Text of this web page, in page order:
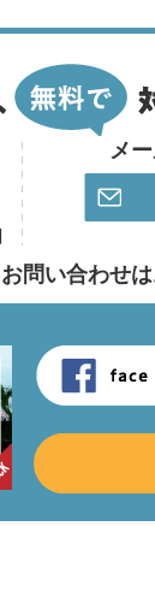
メ
お問い合わせ